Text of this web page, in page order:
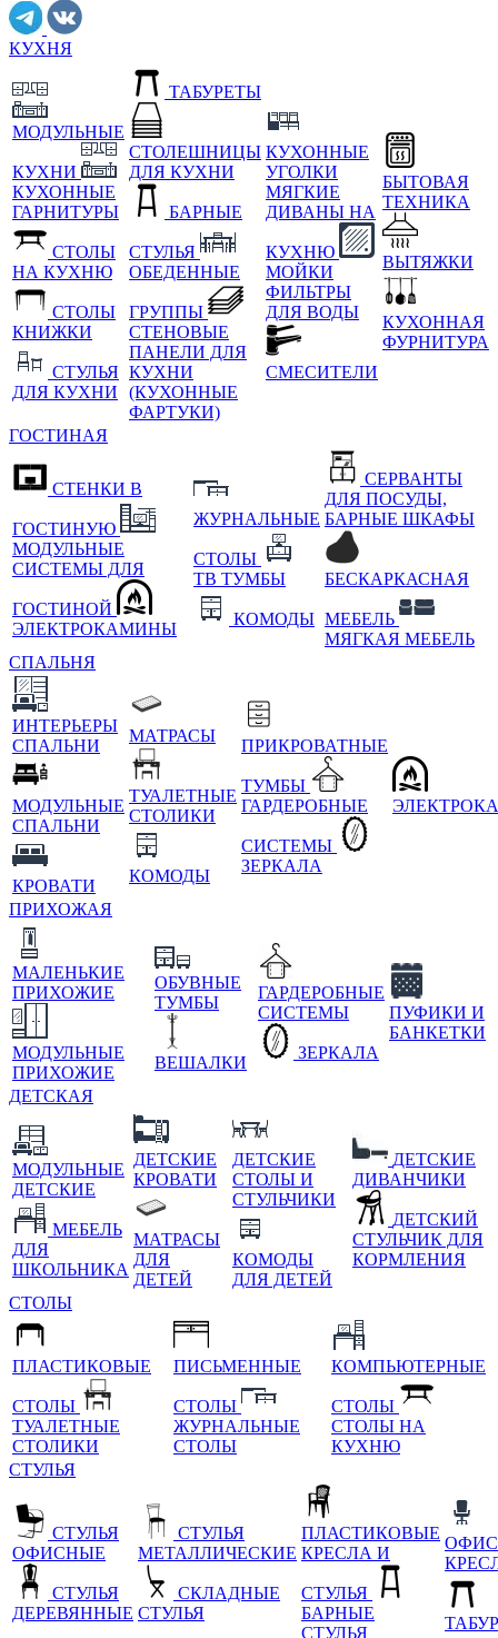
КУХНЯ
МОДУЛЬНЫЕ
КУХНИ
КУХОННЫЕ
ГАРНИТУРЫ
СТОЛЫ
НА КУХНЮ
СТОЛЫ
КНИЖКИ
СТУЛЬЯ
ДЛЯ КУХНИ
ТАБУРЕТЫ
СТОЛЕШНИЦЫ
ДЛЯ КУХНИ
БАРНЫЕ
СТУЛЬЯ
ОБЕДЕННЫЕ
ГРУППЫ
СТЕНОВЫЕ
ПАНЕЛИ ДЛЯ
КУХНИ
(КУХОННЫЕ
ФАРТУКИ)
КУХОННЫЕ
УГОЛКИ
МЯГКИЕ
ДИВАНЫ НА
КУХНЮ
МОЙКИ
ФИЛЬТРЫ
ДЛЯ ВОДЫ
СМЕСИТЕЛИ
БЫТОВАЯ
ТЕХНИКА
ВЫТЯЖКИ
КУХОННАЯ
ФУРНИТУРА
ГОСТИНАЯ
СТЕНКИ В
ГОСТИНУЮ
МОДУЛЬНЫЕ
СИСТЕМЫ ДЛЯ
ГОСТИНОЙ
ЭЛЕКТРОКАМИНЫ
ЖУРНАЛЬНЫЕ
СТОЛЫ
ТВ ТУМБЫ
КОМОДЫ
СЕРВАНТЫ
ДЛЯ ПОСУДЫ,
БАРНЫЕ ШКАФЫ
БЕСКАРКАСНАЯ
МЕБЕЛЬ
МЯГКАЯ МЕБЕЛЬ
СПАЛЬНЯ
ИНТЕРЬЕРЫ
СПАЛЬНИ
МОДУЛЬНЫЕ
СПАЛЬНИ
КРОВАТИ
МАТРАСЫ
ТУАЛЕТНЫЕ
СТОЛИКИ
КОМОДЫ
ПРИКРОВАТНЫЕ
ТУМБЫ
ГАРДЕРОБНЫЕ
СИСТЕМЫ
ЗЕРКАЛА
ПРИХОЖАЯ
МАЛЕНЬКИЕ
ПРИХОЖИЕ
МОДУЛЬНЫЕ
ПРИХОЖИЕ
ОБУВНЫЕ
ТУМБЫ
ВЕШАЛКИ
ГАРДЕРОБНЫЕ
СИСТЕМЫ
ЗЕРКАЛА
ПУФИКИ И
БАНКЕТКИ
ДЕТСКАЯ
МОДУЛЬНЫЕ
ДЕТСКИЕ
МЕБЕЛЬ
ДЛЯ
ШКОЛЬНИКА
ДЕТСКИЕ
КРОВАТИ
МАТРАСЫ
ДЛЯ
ДЕТЕЙ
ДЕТСКИЕ
СТОЛЫ И
СТУЛЬЧИКИ
КОМОДЫ
ДЛЯ ДЕТЕЙ
ДЕТСКИЕ
ДИВАНЧИКИ
ДЕТСКИЙ
СТУЛЬЧИК ДЛЯ
КОРМЛЕНИЯ
СТОЛЫ
ПЛАСТИКОВЫЕ
СТОЛЫ
ТУАЛЕТНЫЕ
СТОЛИКИ
ПИСЬМЕННЫЕ
СТОЛЫ
ЖУРНАЛЬНЫЕ
СТОЛЫ
КОМПЬЮТЕРНЫЕ
СТОЛЫ
СТОЛЫ НА
КУХНЮ
СТУЛЬЯ
СТУЛЬЯ
ОФИСНЫЕ
СТУЛЬЯ
ДЕРЕВЯННЫЕ
СТУЛЬЯ
МЕТАЛЛИЧЕСКИЕ
СКЛАДНЫЕ
СТУЛЬЯ
ПЛАСТИКОВЫЕ
КРЕСЛА И
СТУЛЬЯ
БАРНЫЕ
СТУЛЬЯ